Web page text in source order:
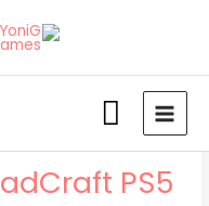
PS5